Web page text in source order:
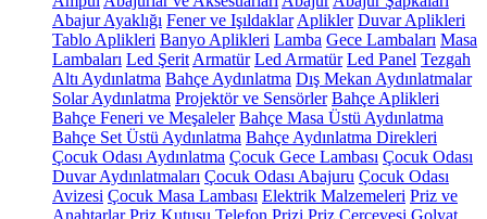
Abajur Ayaklığı Fener ve Işıldaklar Aplikler Duvar Aplikleri
Tablo Aplikleri Banyo Aplikleri Lamba Gece Lambaları Masa
Lambaları Led Şerit Armatür Led Armatür Led Panel Tezgah
Altı Aydınlatma Bahçe Aydınlatma Dış Mekan Aydınlatmalar
Solar Aydınlatma Projektör ve Sensörler Bahçe Aplikleri
Bahçe Feneri ve Meşaleler Bahçe Masa Üstü Aydınlatma
Bahçe Set Üstü Aydınlatma Bahçe Aydınlatma Direkleri
Çocuk Odası Aydınlatma Çocuk Gece Lambası Çocuk Odası
Duvar Aydınlatmaları Çocuk Odası Abajuru Çocuk Odası
Avizesi Çocuk Masa Lambası Elektrik Malzemeleri Priz ve
Anahtarlar Priz Kutusu Telefon Prizi Priz Çerçevesi Golyat